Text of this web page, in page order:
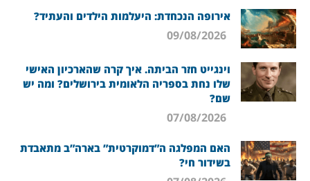
אירופה הנכחדת: היעלמות הילדים והעתיד?
וינגייט חזר הביתה. איך קרה שהארכיון האישי
שלו נחת בספריה הלאומית בירושלים? ומה יש
שם?
האם המפלגה ה”דמוקרטית” בארה”ב מתאבדת
בשידור חי?